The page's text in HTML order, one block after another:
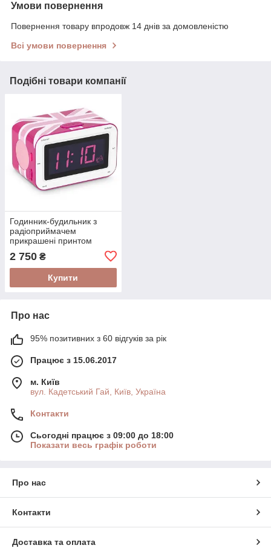
Умови повернення
Повернення товару впродовж 14 днів за домовленістю
Всі умови повернення
Подібні товари компанії
Годинник-будильник з
радіоприймачем
прикрашені принтом
"Британський прапор"
2 750 ₴
Купити
Про нас
95% позитивних з 60 відгуків за рік
Працює з 15.06.2017
м. Київ
вул. Кадетський Гай, Київ, Україна
Контакти
Сьогодні працює з 09:00 до 18:00
Показати весь графік роботи
Про нас
Контакти
Доставка та оплата